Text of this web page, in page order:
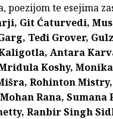
poezijom te esejima
Git Ćaturvedi,
Teđi Grover,
Antara
Koshy,
Rohinton
Rana, Sumana
Ranbir Singh